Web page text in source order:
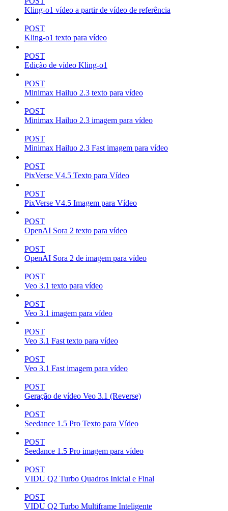
Kling-o1 vídeo a partir de vídeo de referência
POST
Kling-o1 texto para vídeo
POST
Edição de vídeo Kling-o1
POST
Minimax Hailuo 2.3 texto para vídeo
POST
Minimax Hailuo 2.3 imagem para vídeo
POST
Minimax Hailuo 2.3 Fast imagem para vídeo
POST
PixVerse V4.5 Texto para Vídeo
POST
PixVerse V4.5 Imagem para Vídeo
POST
OpenAI Sora 2 texto para vídeo
POST
OpenAI Sora 2 de imagem para vídeo
POST
Veo 3.1 texto para vídeo
POST
Veo 3.1 imagem para vídeo
POST
Veo 3.1 Fast texto para vídeo
POST
Veo 3.1 Fast imagem para vídeo
POST
Geração de vídeo Veo 3.1 (Reverse)
POST
Seedance 1.5 Pro Texto para Vídeo
POST
Seedance 1.5 Pro imagem para vídeo
POST
VIDU Q2 Turbo Quadros Inicial e Final
POST
VIDU Q2 Turbo Multiframe Inteligente